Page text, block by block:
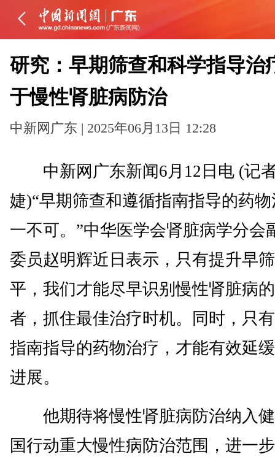
研究：早期筛查和科学指导治
于慢性肾脏病防治
中新网广东 | 2025年06月13日 12:28
中新网广东新闻6月12日电 (记
婕)“早期筛查和遵循指南指导的药
一不可。”中华医学会肾脏病学分会
委员赵明辉近日表示，只有提升早
平，我们才能尽早识别慢性肾脏病
者，抓住最佳治疗时机。同时，只
指南指导的药物治疗，才能有效延
进展。
他期待将慢性肾脏病防治纳入
国行动重大慢性病防治范围，进一